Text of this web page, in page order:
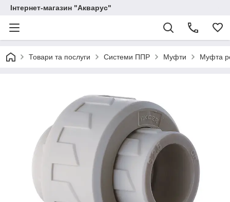
Інтернет-магазин "Акварус"
Товари та послуги Системи ППР Муфти Муфта